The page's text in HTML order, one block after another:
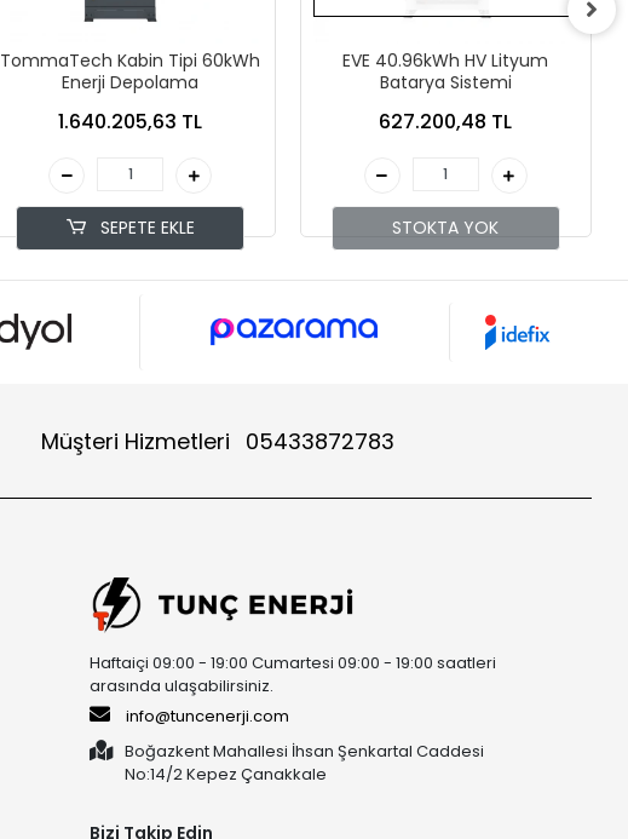
TommaTech Kabin Tipi 60kWh
Enerji Depolama
1.640.205,63 TL
SEPETE EKLE
EVE 40.96kWh HV Lityum
Batarya Sistemi
627.200,48 TL
STOKTA YOK
Müşteri Hizmetleri 05433872783
Haftaiçi 09:00 - 19:00 Cumartesi 09:00 - 19:00 saatleri
arasında ulaşabilirsiniz.
info@tuncenerji.com
Boğazkent Mahallesi İhsan Şenkartal Caddesi
No:14/2 Kepez Çanakkale
Bizi Takip Edin